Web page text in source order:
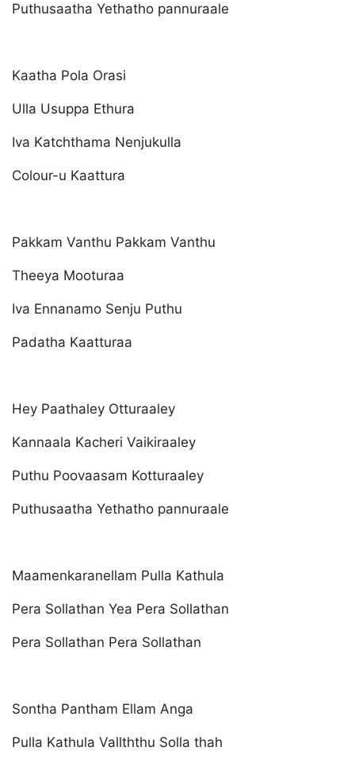
Puthusaatha Yethatho pannuraale
Kaatha Pola Orasi
Ulla Usuppa Ethura
Iva Katchthama Nenjukulla
Colour-u Kaattura
Pakkam Vanthu Pakkam Vanthu
Theeya Mooturaa
Iva Ennanamo Senju Puthu
Padatha Kaatturaa
Hey Paathaley Otturaaley
Kannaala Kacheri Vaikiraaley
Puthu Poovaasam Kotturaaley
Puthusaatha Yethatho pannuraale
Maamenkaranellam Pulla Kathula
Pera Sollathan Yea Pera Sollathan
Pera Sollathan Pera Sollathan
Sontha Pantham Ellam Anga
Pulla Kathula Vallththu Solla thah